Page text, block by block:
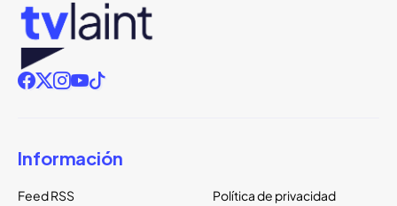
Información
Feed RSS Política de privacidad